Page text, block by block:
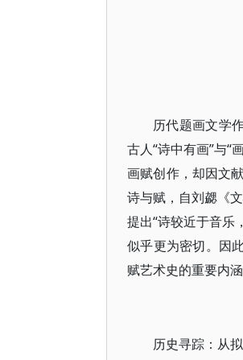
历代题画文学
古人“诗中有画”与“
画赋创作，却因文
诗与赋，自刘勰《
提出“诗较近于音乐
似乎更为密切。因
赋艺术史的重要内
历史寻踪：从